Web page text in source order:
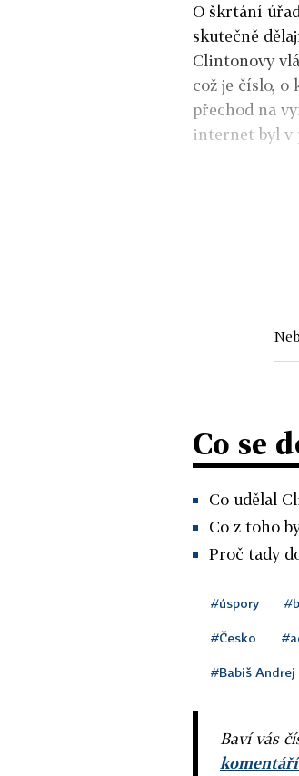
O škrtání
skutečně
Clintonovy
což je číslo, o
přechod na
internet byl v
Co se
Co udělal
Co z toho
Proč tady
#úspory
#Česko
#Babiš Andrej
Baví vás